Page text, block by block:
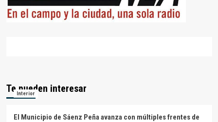
Te pueden interesar
Interior
El Municipio de Sáenz Peña avanza con múltiples frentes de